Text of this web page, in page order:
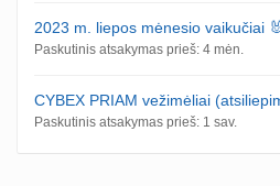
2023 m. liepos mėnesio vaikučiai
Paskutinis atsakymas prieš: 4 mėn.
CYBEX PRIAM vežimėliai
Paskutinis atsakymas prieš: 1 sav.